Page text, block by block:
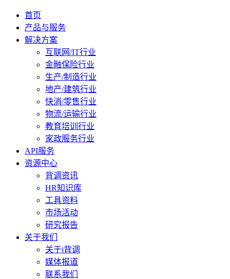
首页
产品与服务
解决方案
互联网/IT行业
金融保险行业
生产/制造行业
地产/建筑行业
快消/零售行业
物流/运输行业
教育培训行业
家政服务行业
API服务
资源中心
背调资讯
HR知识库
工具资料
市场活动
研究报告
关于我们
关于i背调
媒体报道
联系我们